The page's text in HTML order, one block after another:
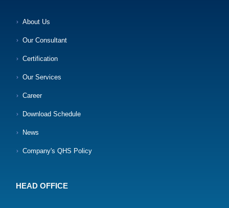
About Us
Our Consultant
Certification
Our Services
Career
Download Schedule
News
Company's QHS Policy
HEAD OFFICE